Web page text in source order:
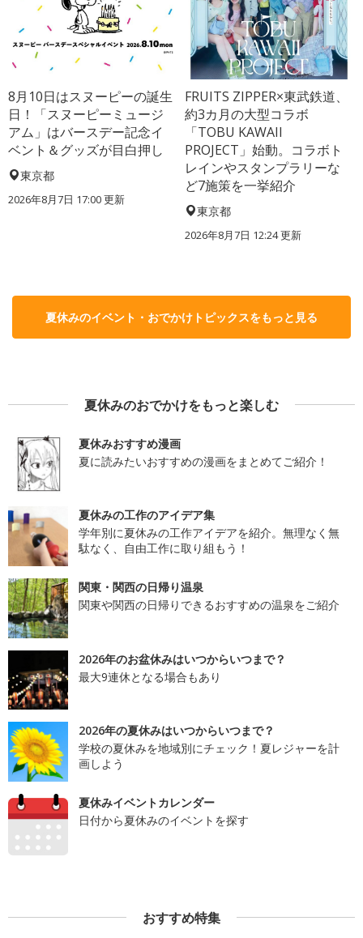
8月10日はスヌーピーの誕生
日！「スヌーピーミュージ
アム」はバースデー記念イ
ベント＆グッズが目白押し
東京都
2026年8月7日 17:00更新
FRUITS ZIPPER×東武鉄道、
約3カ月の大型コラボ
「TOBU KAWAII
PROJECT」始動。コラボト
レインやスタンプラリーな
ど7施策を一挙紹介
東京都
2026年8月7日 12:24更新
夏休みのイベント・おでかけトピックスをもっと見る
夏休みのおでかけをもっと楽しむ
夏休みおすすめ漫画
夏に読みたいおすすめの漫画をまとめてご紹介！
夏休みの工作のアイデア集
学年別に夏休みの工作アイデアを紹介。無理なく無
駄なく、自由工作に取り組もう！
関東・関西の日帰り温泉
関東や関西の日帰りできるおすすめの温泉をご紹介
2026年のお盆休みはいつからいつまで？
最大9連休となる場合もあり
2026年の夏休みはいつからいつまで？
学校の夏休みを地域別にチェック！夏レジャーを計
画しよう
夏休みイベントカレンダー
日付から夏休みのイベントを探す
おすすめ特集